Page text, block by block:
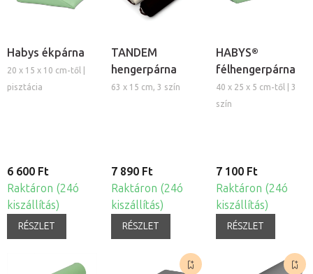
Habys ékpárna
20 x 15 x 10 cm-től |
pisztácia
6 600 Ft
Raktáron (24ó
kiszállítás)
RÉSZLET
TANDEM
hengerpárna
63 x 15 cm, 3 szín
7 890 Ft
Raktáron (24ó
kiszállítás)
RÉSZLET
HABYS®
félhengerpárna
40 x 25 x 5 cm-től | 3
szín
7 100 Ft
Raktáron (24ó
kiszállítás)
RÉSZLET